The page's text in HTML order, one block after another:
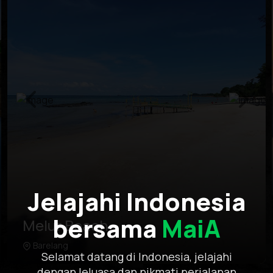
Jelajahi Indonesia
bersama MaiA
Selamat datang di Indonesia, jelajahi
Melur Beach
Barelang
Situated in Barelang, Melur Beach boasts pristine
Learn more